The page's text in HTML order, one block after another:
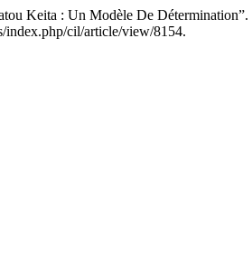
Keita : Un Modèle De Détermination”.
index.php/cil/article/view/8154.